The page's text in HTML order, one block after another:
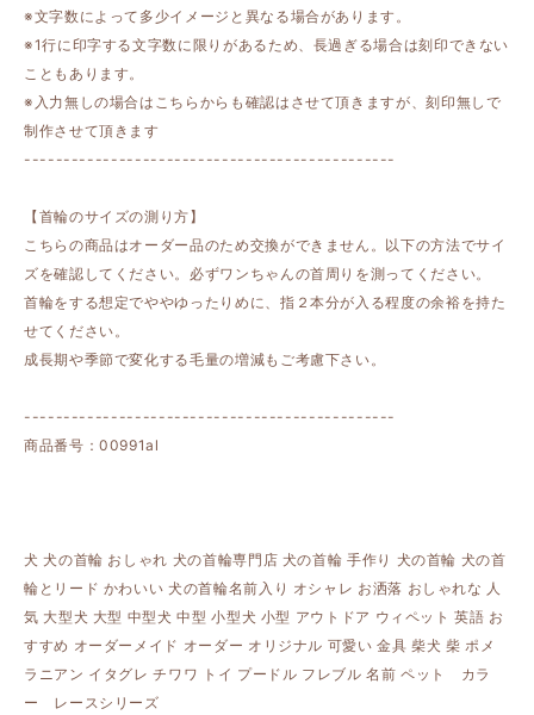
※文字数によって多少イメージと異なる場合があります。
※1行に印字する文字数に限りがあるため、長過ぎる場合は刻印できない
こともあります。
※入力無しの場合はこちらからも確認はさせて頂きますが、刻印無しで
制作させて頂きます
-----------------------------------------------
【首輪のサイズの測り方】
こちらの商品はオーダー品のため交換ができません。以下の方法でサイ
ズを確認してください。必ずワンちゃんの首周りを測ってください。
首輪をする想定でややゆったりめに、指２本分が入る程度の余裕を持た
せてください。
成長期や季節で変化する毛量の増減もご考慮下さい。
-----------------------------------------------
商品番号：00991al
犬 犬の首輪 おしゃれ 犬の首輪専門店 犬の首輪 手作り 犬の首輪 犬の首
輪とリード かわいい 犬の首輪名前入り オシャレ お洒落 おしゃれな 人
気 大型犬 大型 中型犬 中型 小型犬 小型 アウトドア ウィペット 英語 お
すすめ オーダーメイド オーダー オリジナル 可愛い 金具 柴犬 柴 ポメ
ラニアン イタグレ チワワ トイ プードル フレブル 名前 ペット カラ
ー レースシリーズ